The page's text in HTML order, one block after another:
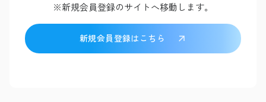
※新規会員登録のサイトへ移動します。
新規会員登録はこちら